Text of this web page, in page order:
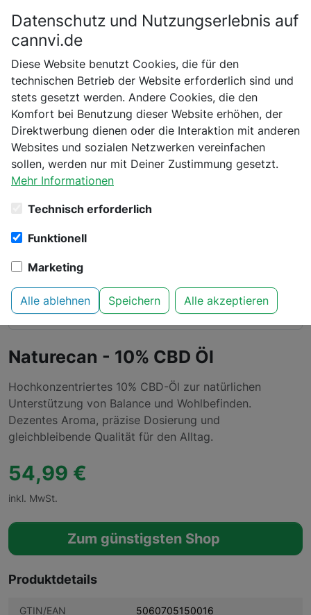
Startseite Naturecan CBD ÖL 10% CBD Öl
Naturecan - 10% CBD Öl
Hochkonzentriertes 10% CBD-Öl zur natürlichen
Unterstützung von Balance und Wohlbefinden.
Dezentes Aroma, präzise Dosierung und
gleichbleibende Qualität für den Alltag.
54,99 €
inkl. MwSt.
Zum günstigsten Shop
Produktdetails
GTIN/EAN 5060705150016
Bitte bestätige dein Alter
Bist du schon 18 Jahre alt?
Nein Ja
Datenschutz und Nutzungserlebnis auf
cannvi.de
Diese Website benutzt Cookies, die für den
technischen Betrieb der Website erforderlich sind und
stets gesetzt werden. Andere Cookies, die den
Komfort bei Benutzung dieser Website erhöhen, der
Direktwerbung dienen oder die Interaktion mit anderen
Websites und sozialen Netzwerken vereinfachen
sollen, werden nur mit Deiner Zustimmung gesetzt.
Mehr Informationen
Technisch erforderlich
Funktionell
Marketing
Alle ablehnen Speichern Alle akzeptieren